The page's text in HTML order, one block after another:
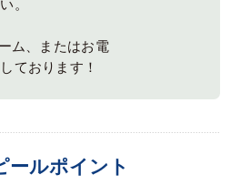
。
ム、またはお電
ております！
ールポイント